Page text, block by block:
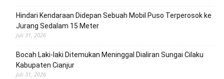
Hindari Kendaraan Didepan Sebuah Mobil Puso Terperosok ke
Jurang Sedalam 15 Meter
Juli 31, 2026
Bocah Laki-laki Ditemukan Meninggal Dialiran Sungai Cilaku
Kabupaten Cianjur
Juli 31, 2026